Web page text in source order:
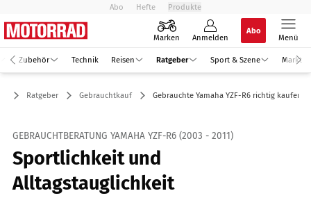
Abo Hefte Produkte
Marken Anmelden
Abo
Menü
Zubehör Technik Reisen Ratgeber Sport & Szene Markt
Ratgeber Gebrauchtkauf Gebrauchte Yamaha YZF-R6 richtig kaufen
GEBRAUCHTBERATUNG YAMAHA YZF-R6 (2003 - 2011)
Sportlichkeit und
Alltagstauglichkeit